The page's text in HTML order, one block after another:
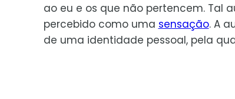
ao eu e os que não pertencem. Tal
percebido como uma sensação. A
de uma identidade pessoal, pela